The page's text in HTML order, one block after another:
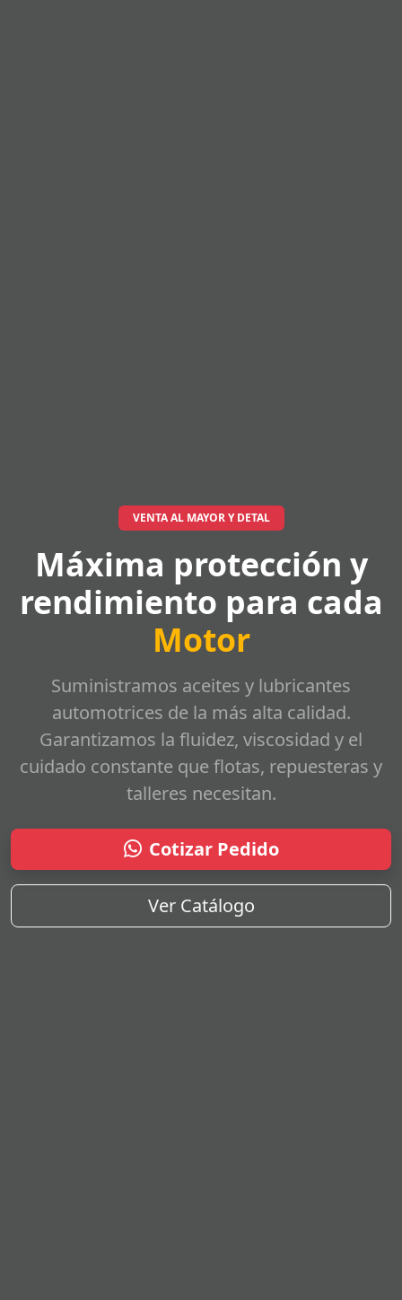
VENTA AL MAYOR Y DETAL
Máxima protección y
rendimiento para cada
Motor
Suministramos aceites y lubricantes
automotrices de la más alta calidad.
Garantizamos la fluidez, viscosidad y el
cuidado constante que flotas, repuesteras y
talleres necesitan.
Cotizar Pedido
Ver Catálogo